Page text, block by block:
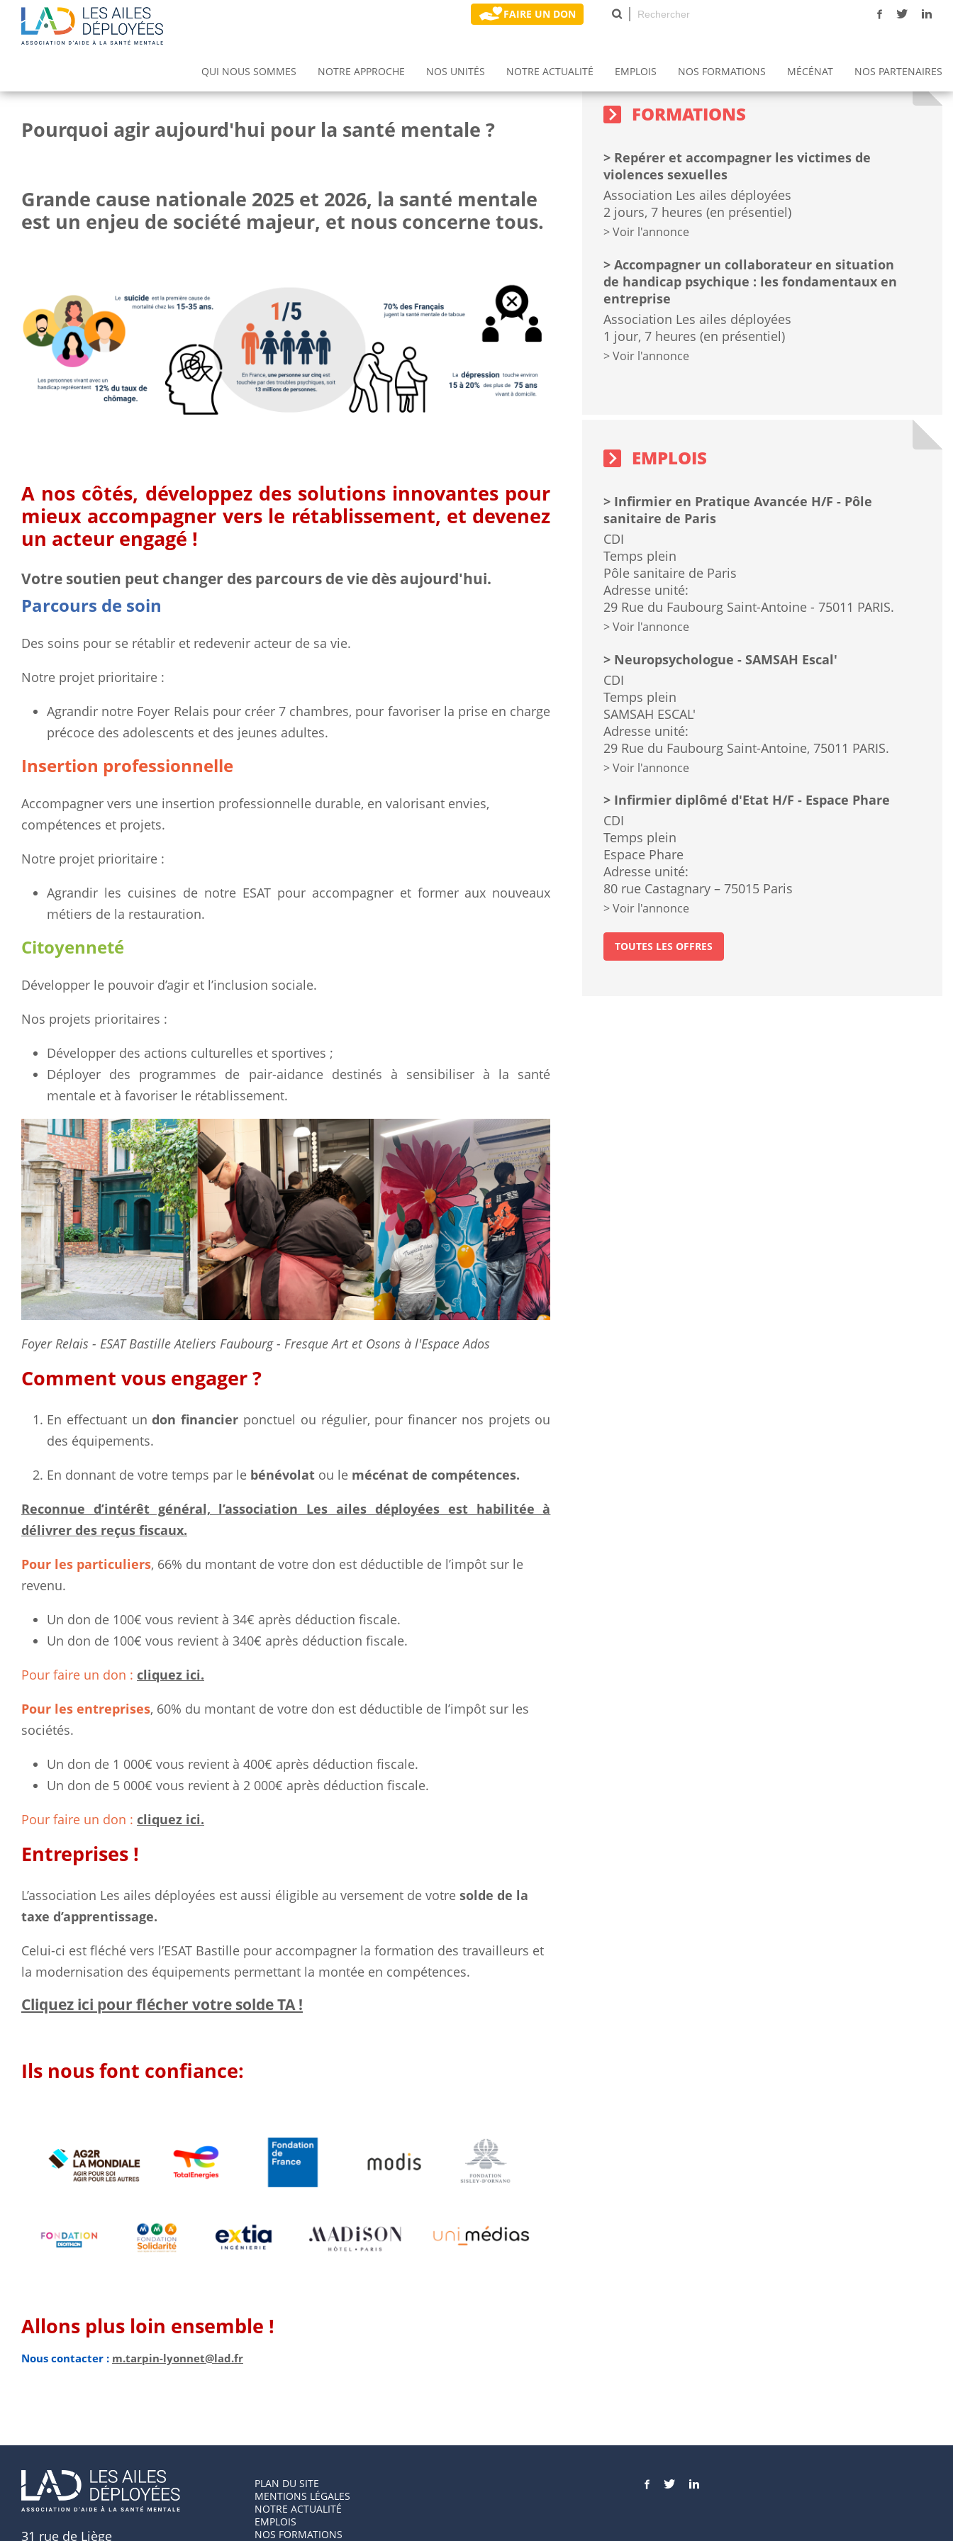
FAIRE UN DON
Main
navigation
QUI NOUS SOMMES NOTRE APPROCHE NOS UNITÉS NOTRE ACTUALITÉ EMPLOIS NOS FORMATIONS MÉCÉNAT NOS PARTENAIRES
Pourquoi agir aujourd'hui pour la santé mentale ?
Grande cause nationale 2025 et 2026, la santé mentale
est un enjeu de société majeur, et nous concerne tous.
A nos côtés, développez des solutions innovantes pour
mieux accompagner vers le rétablissement, et devenez
un acteur engagé !
Votre soutien peut changer des parcours de vie dès aujourd'hui.
Parcours de soin
Des soins pour se rétablir et redevenir acteur de sa vie.
Notre projet prioritaire :
Agrandir notre Foyer Relais pour créer 7 chambres, pour favoriser la prise en charge
précoce des adolescents et des jeunes adultes.
Insertion professionnelle
Accompagner vers une insertion professionnelle durable, en valorisant envies,
compétences et projets.
Notre projet prioritaire :
Agrandir les cuisines de notre ESAT pour accompagner et former aux nouveaux
métiers de la restauration.
Citoyenneté
Développer le pouvoir d’agir et l’inclusion sociale.
Nos projets prioritaires :
Développer des actions culturelles et sportives ;
Déployer des programmes de pair-aidance destinés à sensibiliser à la santé
mentale et à favoriser le rétablissement.
Foyer Relais - ESAT Bastille Ateliers Faubourg - Fresque Art et Osons à l'Espace Ados
Comment vous engager ?
En effectuant undon financier ponctuel ou régulier, pour financer nos projets ou
des équipements.
En donnant de votre temps par le bénévolat ou le mécénat de compétences.
Reconnue d’intérêt général, l’association Les ailes déployées est habilitée à
délivrer des reçus fiscaux.
Pour les particuliers, 66% du montant de votre don est déductible de l’impôt sur le
revenu.
Un don de 100€ vous revient à 34€ après déduction fiscale.
Un don de 100€ vous revient à 340€ après déduction fiscale.
Pour faire un don : cliquez ici.
Pour les entreprises, 60% du montant de votre don est déductible de l’impôt sur les
sociétés.
Un don de 1 000€ vous revient à 400€ après déduction fiscale.
Un don de 5 000€ vous revient à 2 000€ après déduction fiscale.
Pour faire un don : cliquez ici.
Entreprises !
L’association Les ailes déployées est aussi éligible au versement de votre solde de la
taxe d’apprentissage.
Celui-ci est fléché vers l’ESAT Bastille pour accompagner la formation des travailleurs et
la modernisation des équipements permettant la montée en compétences.
Cliquez ici pour flécher votre solde TA !
Ils nous font confiance:
Allons plus loin ensemble !
Nous contacter : m.tarpin-lyonnet@lad.fr
sidebar
block
FORMATIONS
Repérer et accompagner les victimes de
violences sexuelles
Association Les ailes déployées
2 jours, 7 heures (en présentiel)
Voir l'annonce
Accompagner un collaborateur en situation
de handicap psychique : les fondamentaux en
entreprise
Association Les ailes déployées
1 jour, 7 heures (en présentiel)
Voir l'annonce
block
EMPLOIS
Infirmier en Pratique Avancée H/F - Pôle
sanitaire de Paris
CDI
Temps plein
Pôle sanitaire de Paris
Adresse unité:
29 Rue du Faubourg Saint-Antoine - 75011 PARIS.
Voir l'annonce
Neuropsychologue - SAMSAH Escal'
CDI
Temps plein
SAMSAH ESCAL'
Adresse unité:
29 Rue du Faubourg Saint-Antoine, 75011 PARIS.
Voir l'annonce
Infirmier diplômé d'Etat H/F - Espace Phare
CDI
Temps plein
Espace Phare
Adresse unité:
80 rue Castagnary – 75015 Paris
Voir l'annonce
TOUTES LES OFFRES
31 rue de Liège
PLAN DU SITE
MENTIONS LÉGALES
NOTRE ACTUALITÉ
EMPLOIS
NOS FORMATIONS